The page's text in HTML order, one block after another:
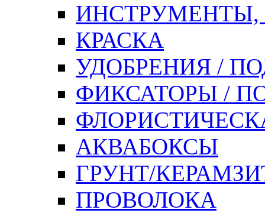
ИНСТРУМЕНТЫ,
КРАСКА
УДОБРЕНИЯ /
ФИКСАТОРЫ /
АКВАБОКСЫ
ГРУНТ/
ПРОВОЛОКА